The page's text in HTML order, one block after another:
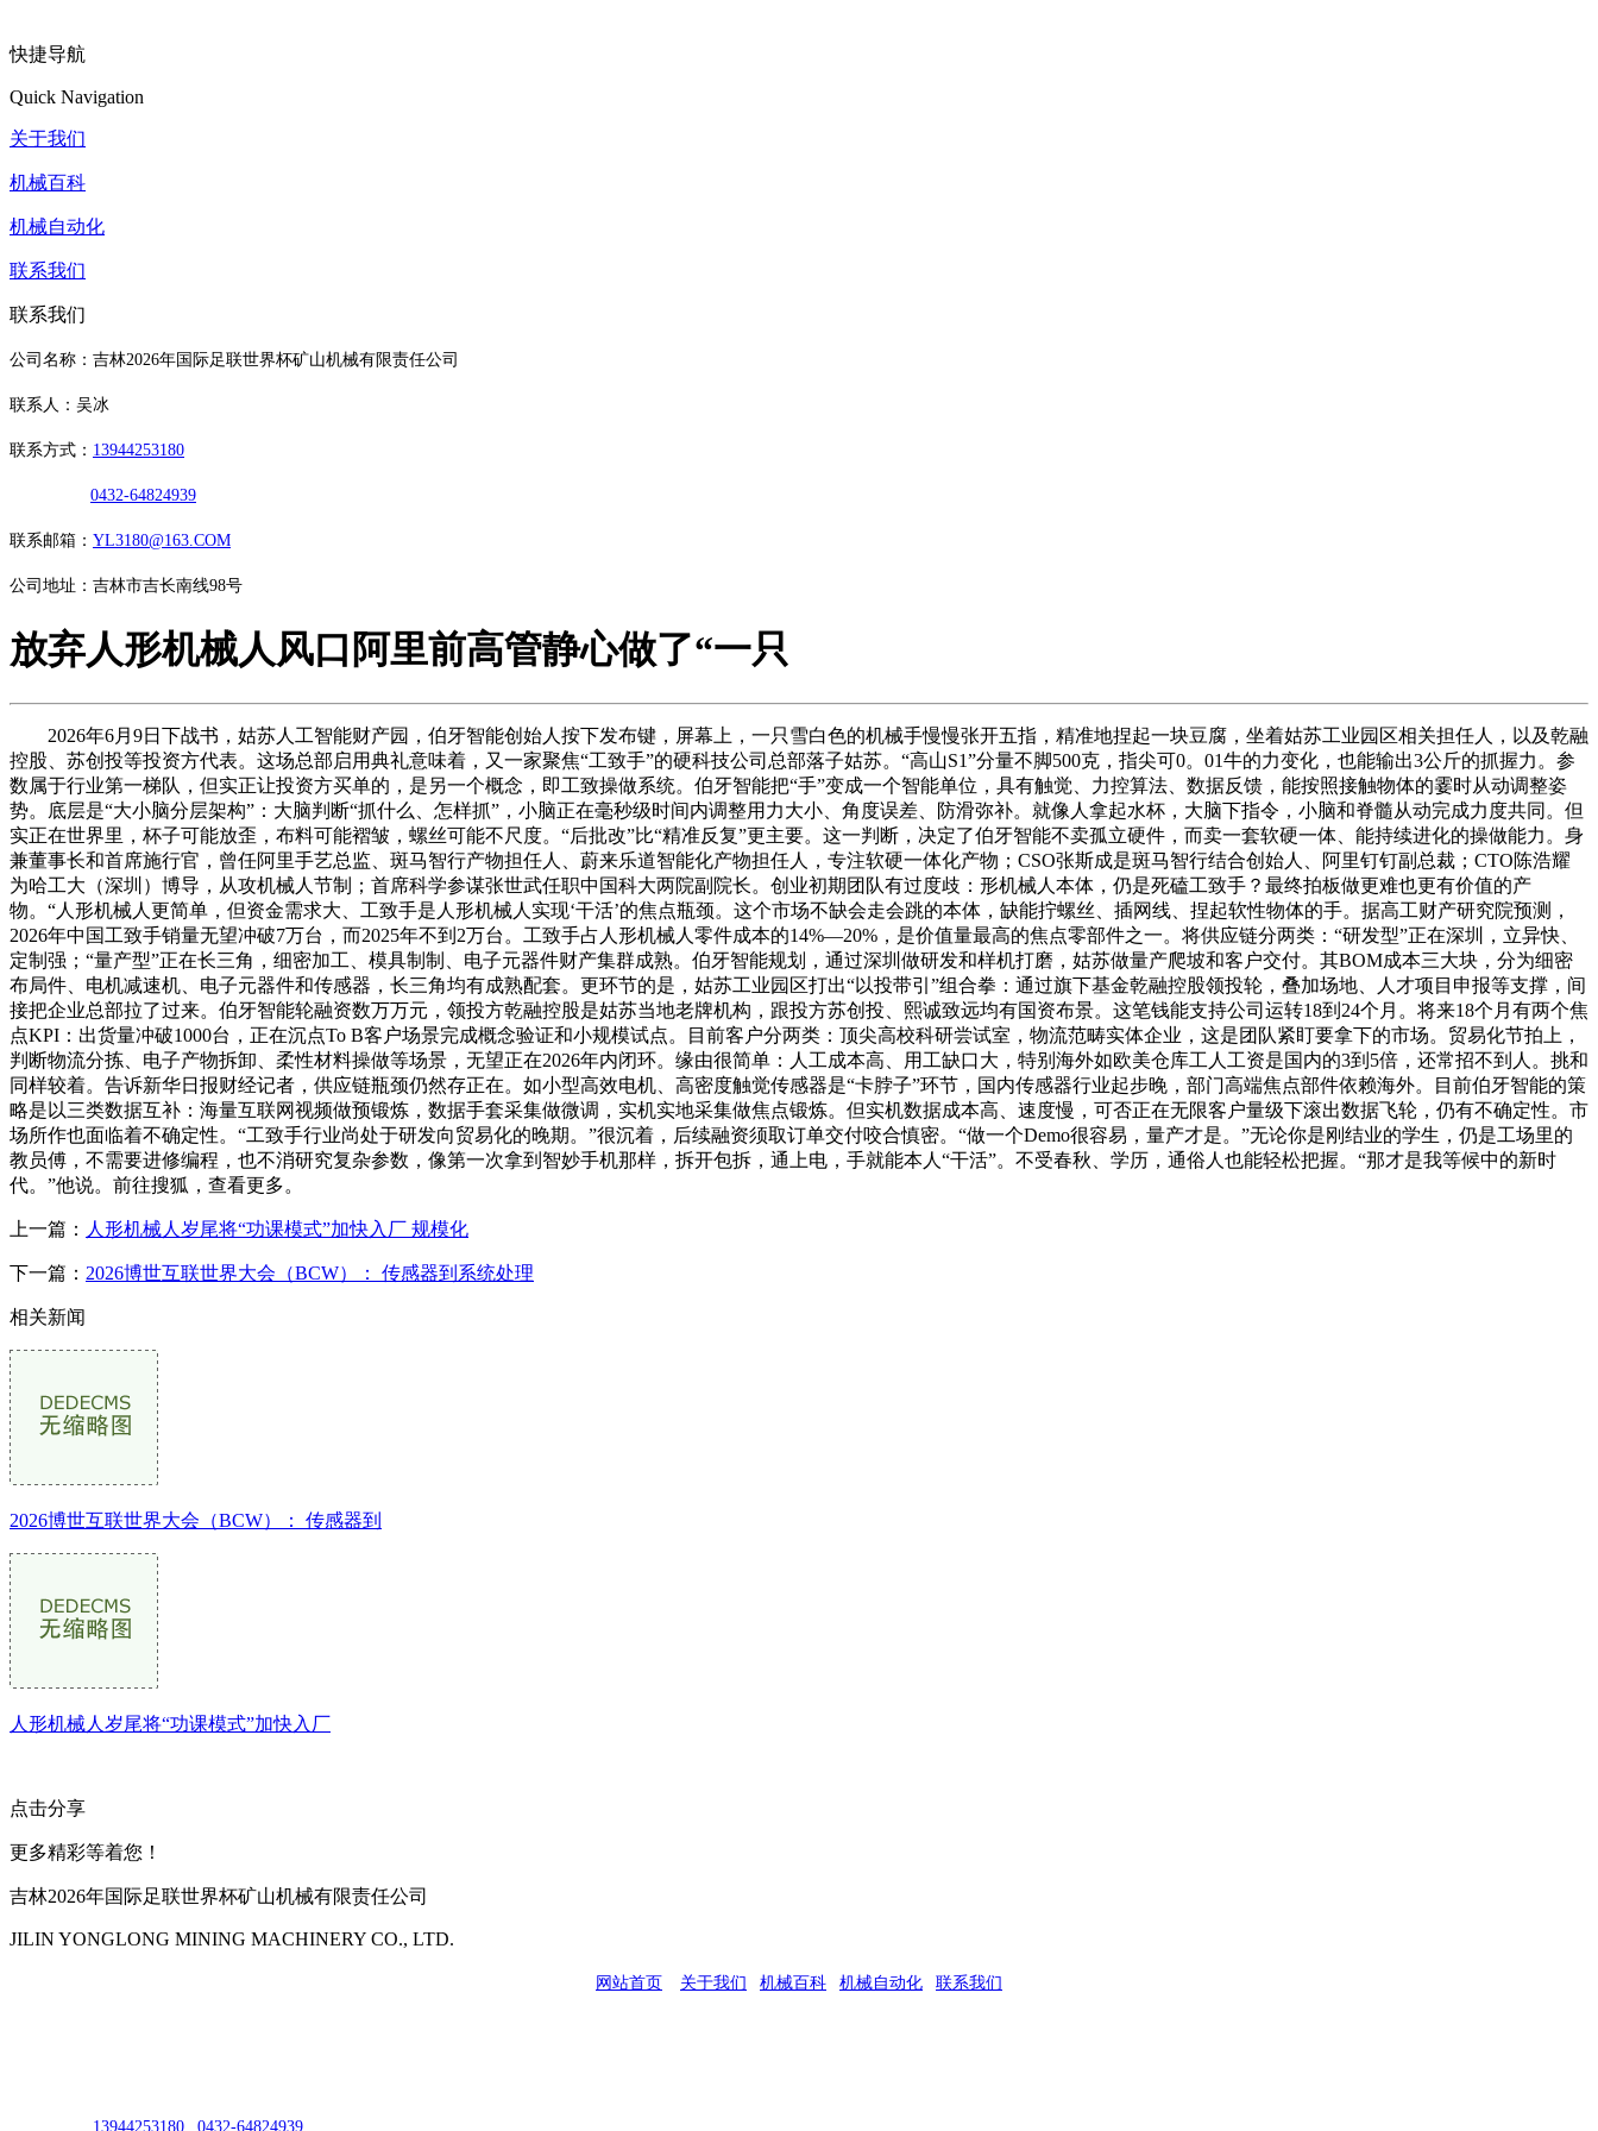
快捷导航
Quick Navigation
关于我们
机械百科
机械自动化
联系我们
联系我们
公司名称：吉林2026年国际足联世界杯矿山机械有限责任公司
联系人：吴冰
联系方式： 13944253180
0432-64824939
联系邮箱： YL3180@163.COM
公司地址：吉林市吉长南线98号
放弃人形机械人风口阿里前高管静心做了“一只
2026年6月9日下战书，姑苏人工智能财产园，伯牙智能创始人按下发布键，屏幕上，一只雪白色的机械手慢慢张开五指，精准地捏起一块豆腐，坐着姑苏工业园区相关担任人，以及乾融
控股、苏创投等投资方代表。这场总部启用典礼意味着，又一家聚焦“工致手”的硬科技公司总部落子姑苏。“高山S1”分量不脚500克，指尖可0。01牛的力变化，也能输出3公斤的抓握力。参
数属于行业第一梯队，但实正让投资方买单的，是另一个概念，即工致操做系统。伯牙智能把“手”变成一个智能单位，具有触觉、力控算法、数据反馈，能按照接触物体的霎时从动调整姿
势。底层是“大小脑分层架构”：大脑判断“抓什么、怎样抓”，小脑正在毫秒级时间内调整用力大小、角度误差、防滑弥补。就像人拿起水杯，大脑下指令，小脑和脊髓从动完成力度共同。但
实正在世界里，杯子可能放歪，布料可能褶皱，螺丝可能不尺度。“后批改”比“精准反复”更主要。这一判断，决定了伯牙智能不卖孤立硬件，而卖一套软硬一体、能持续进化的操做能力。身
兼董事长和首席施行官，曾任阿里手艺总监、斑马智行产物担任人、蔚来乐道智能化产物担任人，专注软硬一体化产物；CSO张斯成是斑马智行结合创始人、阿里钉钉副总裁；CTO陈浩耀
为哈工大（深圳）博导，从攻机械人节制；首席科学参谋张世武任职中国科大两院副院长。创业初期团队有过度歧：形机械人本体，仍是死磕工致手？最终拍板做更难也更有价值的产
物。“人形机械人更简单，但资金需求大、工致手是人形机械人实现‘干活’的焦点瓶颈。这个市场不缺会走会跳的本体，缺能拧螺丝、插网线、捏起软性物体的手。据高工财产研究院预测，
2026年中国工致手销量无望冲破7万台，而2025年不到2万台。工致手占人形机械人零件成本的14%—20%，是价值量最高的焦点零部件之一。将供应链分两类：“研发型”正在深圳，立异快、
定制强；“量产型”正在长三角，细密加工、模具制制、电子元器件财产集群成熟。伯牙智能规划，通过深圳做研发和样机打磨，姑苏做量产爬坡和客户交付。其BOM成本三大块，分为细密
布局件、电机减速机、电子元器件和传感器，长三角均有成熟配套。更环节的是，姑苏工业园区打出“以投带引”组合拳：通过旗下基金乾融控股领投轮，叠加场地、人才项目申报等支撑，间
接把企业总部拉了过来。伯牙智能轮融资数万万元，领投方乾融控股是姑苏当地老牌机构，跟投方苏创投、熙诚致远均有国资布景。这笔钱能支持公司运转18到24个月。将来18个月有两个焦
点KPI：出货量冲破1000台，正在沉点To B客户场景完成概念验证和小规模试点。目前客户分两类：顶尖高校科研尝试室，物流范畴实体企业，这是团队紧盯要拿下的市场。贸易化节拍上，
判断物流分拣、电子产物拆卸、柔性材料操做等场景，无望正在2026年内闭环。缘由很简单：人工成本高、用工缺口大，特别海外如欧美仓库工人工资是国内的3到5倍，还常招不到人。挑和
同样较着。告诉新华日报财经记者，供应链瓶颈仍然存正在。如小型高效电机、高密度触觉传感器是“卡脖子”环节，国内传感器行业起步晚，部门高端焦点部件依赖海外。目前伯牙智能的策
略是以三类数据互补：海量互联网视频做预锻炼，数据手套采集做微调，实机实地采集做焦点锻炼。但实机数据成本高、速度慢，可否正在无限客户量级下滚出数据飞轮，仍有不确定性。市
场所作也面临着不确定性。“工致手行业尚处于研发向贸易化的晚期。”很沉着，后续融资须取订单交付咬合慎密。“做一个Demo很容易，量产才是。”无论你是刚结业的学生，仍是工场里的
教员傅，不需要进修编程，也不消研究复杂参数，像第一次拿到智妙手机那样，拆开包拆，通上电，手就能本人“干活”。不受春秋、学历，通俗人也能轻松把握。“那才是我等候中的新时
代。”他说。前往搜狐，查看更多。
上一篇： 人形机械人岁尾将“功课模式”加快入厂 规模化
下一篇： 2026博世互联世界大会（BCW）： 传感器到系统处理
相关新闻
2026博世互联世界大会（BCW）： 传感器到
人形机械人岁尾将“功课模式”加快入厂
点击分享
更多精彩等着您！
吉林2026年国际足联世界杯矿山机械有限责任公司
JILIN YONGLONG MINING MACHINERY CO., LTD.
网站首页 关于我们 机械百科 机械自动化 联系我们
13944253180 0432-64824939